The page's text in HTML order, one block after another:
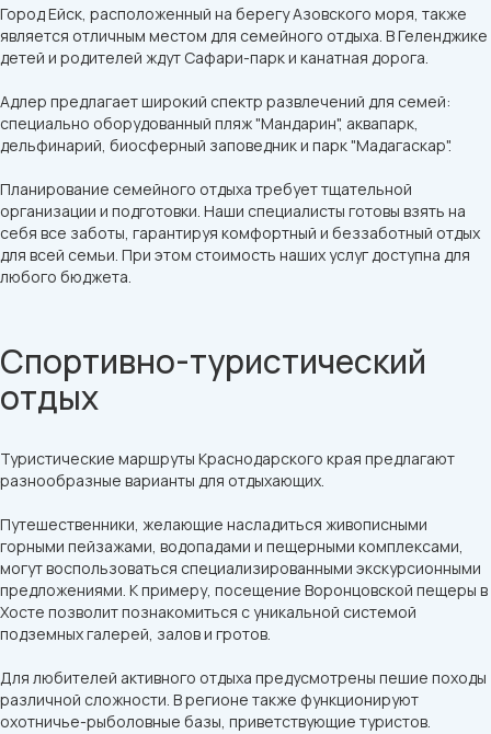
Город Ейск, расположенный на берегу Азовского моря, также
является отличным местом для семейного отдыха. В Геленджике
детей и родителей ждут Сафари-парк и канатная дорога.
Адлер предлагает широкий спектр развлечений для семей:
специально оборудованный пляж "Мандарин", аквапарк,
дельфинарий, биосферный заповедник и парк "Мадагаскар".
Планирование семейного отдыха требует тщательной
организации и подготовки. Наши специалисты готовы взять на
себя все заботы, гарантируя комфортный и беззаботный отдых
для всей семьи. При этом стоимость наших услуг доступна для
любого бюджета.
Спортивно-туристический
отдых
Туристические маршруты Краснодарского края предлагают
разнообразные варианты для отдыхающих.
Путешественники, желающие насладиться живописными
горными пейзажами, водопадами и пещерными комплексами,
могут воспользоваться специализированными экскурсионными
предложениями. К примеру, посещение Воронцовской пещеры в
Хосте позволит познакомиться с уникальной системой
подземных галерей, залов и гротов.
Для любителей активного отдыха предусмотрены пешие походы
различной сложности. В регионе также функционируют
охотничье-рыболовные базы, приветствующие туристов.